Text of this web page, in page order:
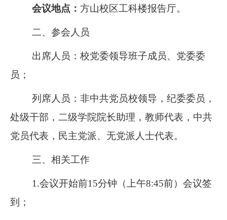
会议地点： 方山校区工科楼报告厅。
二、参会人员
出席人员：校党委领导班子成员、党委委
员；
列席人员：非中共党员校领导，纪委委员，
处级干部，二级学院院长助理，教师代表，中共
党员代表，民主党派、无党派人士代表。
三、相关工作
1.会议开始前15分钟（上午8:45前）会议签
到；